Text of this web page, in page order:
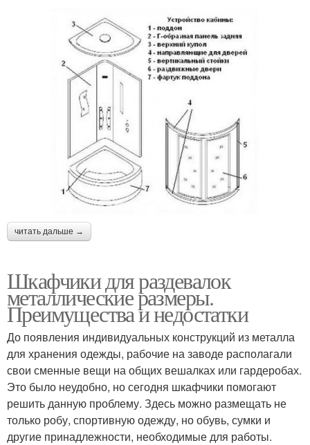
читать дальше →
Шкафчики для раздевалок
металлические размеры.
Преимущества и недостатки
До появления индивидуальных конструкций из металла
для хранения одежды, рабочие на заводе располагали
свои сменные вещи на общих вешалках или гардеробах.
Это было неудобно, но сегодня шкафчики помогают
решить данную проблему. Здесь можно размещать не
только робу, спортивную одежду, но обувь, сумки и
другие принадлежности, необходимые для работы.